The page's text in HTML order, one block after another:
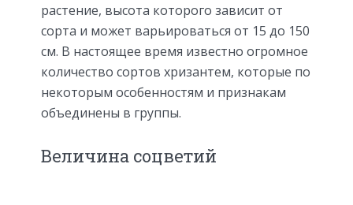
растение, высота которого зависит от
сорта и может варьироваться от 15 до 150
см. В настоящее время известно огромное
количество сортов хризантем, которые по
некоторым особенностям и признакам
объединены в группы.
Величина соцветий